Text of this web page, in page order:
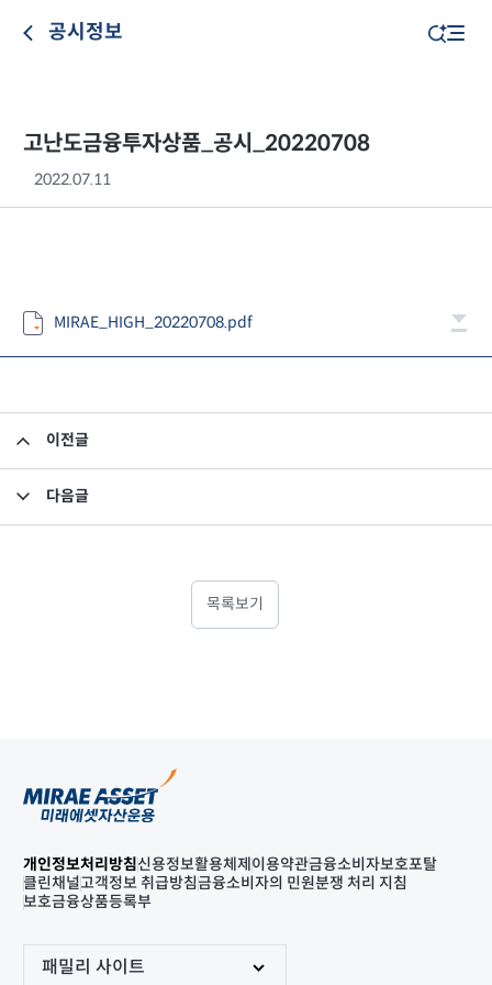
공시정보
고난도금융투자상품_공시_20220708
2022.07.11
MIRAE_HIGH_20220708.pdf
이전글
다음글
목록보기
개인정보처리방침신용정보활용체제 이용약관금융소비자보호포탈
클린채널고객정보 취급방침금융소비자의 민원분쟁 처리 지침
보호금융상품등록부
패밀리 사이트